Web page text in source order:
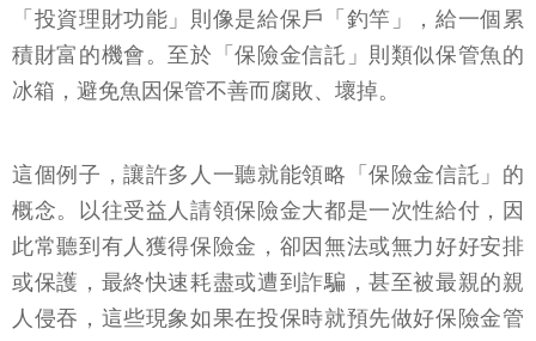
「投資理財功能」則像是給保戶「釣竿」，給一個累
積財富的機會。至於「保險金信託」則類似保管魚的
冰箱，避免魚因保管不善而腐敗、壞掉。
這個例子，讓許多人一聽就能領略「保險金信託」的
概念。以往受益人請領保險金大都是一次性給付，因
此常聽到有人獲得保險金，卻因無法或無力好好安排
或保護，最終快速耗盡或遭到詐騙，甚至被最親的親
人侵吞，這些現象如果在投保時就預先做好保險金管